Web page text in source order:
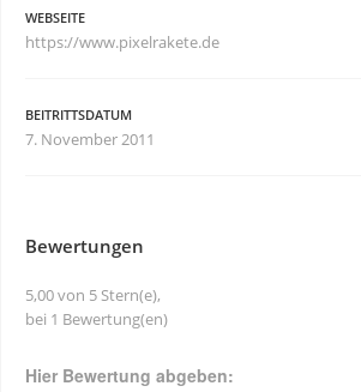
WEBSEITE
https://www.pixelrakete.de
BEITRITTSDATUM
7. November 2011
Bewertungen
5,00 von 5 Stern(e),
bei 1 Bewertung(en)
Hier Bewertung abgeben: